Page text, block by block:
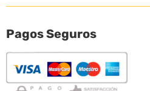
Pagos Seguros